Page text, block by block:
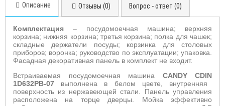
Описание Отзывы (0) Вопрос - ответ (0)
Комплектация – посудомоечная машина; верхняя
корзина; нижняя корзина; третья корзина; полка для чашек;
складные держатели посуды; корзинка для столовых
приборов; воронка; руководство по эксплуатации; упаковка.
Фасадная декоративная панель в комплект не входит.
Встраиваемая посудомоечная машина
CANDY
CDIN
1D632PB-07 выполнена в белом цвете, внутренняя
поверхность из нержавеющей стали. Панель управления
расположена на торце дверцы. Мойка эффективно